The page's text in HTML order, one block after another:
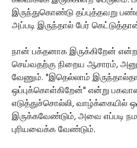
இருந்துகொண்டு தப்புத்தவறு
அப்படி இருந்தால் பேர்
நான் பக்தனாக இருக்கிறேன்
செய்வதற்கு நிறைய ஆசாரம்,
வேணும். "இதெல்லாம்
ஒப்புக்கொள்கிறேன்" என்று
எடுத்துச்சொல்லி, வாழ்க்கையில்
இருக்கவேண்டும், அவை எப்படி
புரியவைக்க வேண்டும்.